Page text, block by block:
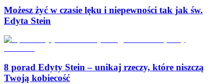
Możesz żyć w czasie lęku i niepewności tak jak św.
Edyta Stein
8 porad Edyty Stein – unikaj rzeczy, które niszczą
Twoją kobiecość